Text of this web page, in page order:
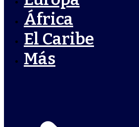
África
El Caribe
Más